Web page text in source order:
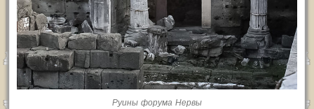
Руины форума Нервы